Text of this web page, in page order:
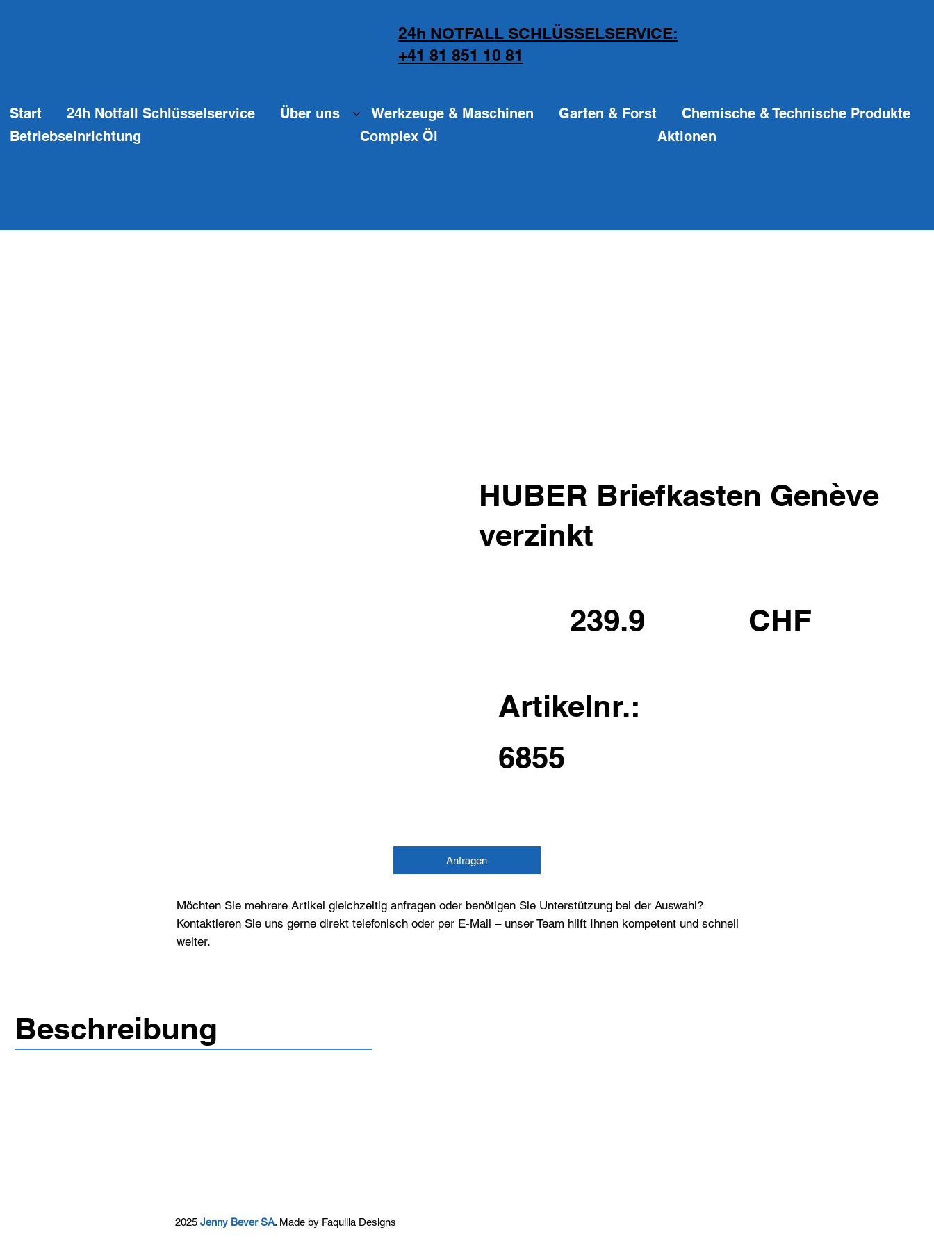
24h NOTFALL SCHLÜSSELSERVICE:
+41 81 851 10 81
Start 24h Notfall Schlüsselservice Über uns Werkzeuge & Maschinen Garten & Forst
Chemische & Technische Produkte
Betriebseinrichtung
Complex Öl Aktionen
HUBER Briefkasten Genève
verzinkt
239.9 CHF
Artikelnr.:
6855
Anfragen
Möchten Sie mehrere Artikel gleichzeitig anfragen oder benötigen Sie Unterstützung bei der Auswahl?
Kontaktieren Sie uns gerne direkt telefonisch oder per E-Mail – unser Team hilft Ihnen kompetent und schnell
weiter.
Beschreibung
2025 Jenny Bever SA. Made by Faquilla Designs